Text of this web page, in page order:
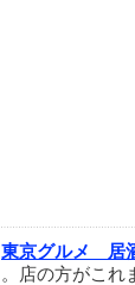
東京グルメ 居
。店の方がこれ